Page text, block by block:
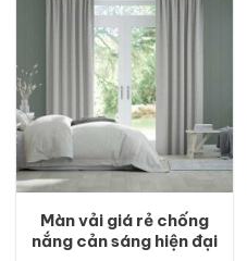
Màn vải giá rẻ chống
nắng cản sáng hiện đại